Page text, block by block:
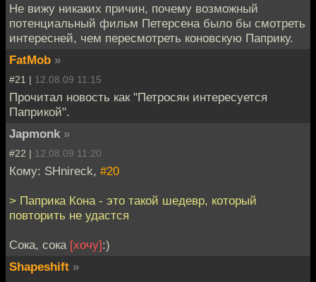
Не вижу никаких причин, почему возможный
потенциальный фильм Петерсена было бы смотреть
интересней, чем пересмотреть коновскую Паприку.
FatMob »
#21 | 12.08.09 11:15
Прочитал новость как "Петросян интересуется
Паприкой".
Japmonk »
#22 | 12.08.09 11:20
Кому: SHnireck, #20
> Паприка Кона - это такой шедевр, который
повторить не удастся
Сока, сока [хочу]:)
Shapeshift »